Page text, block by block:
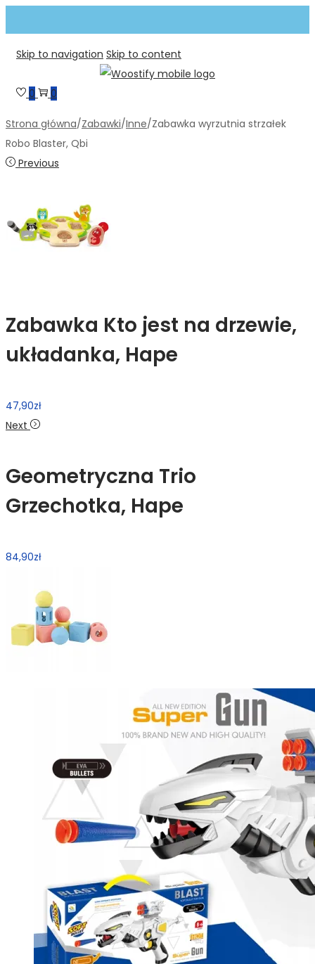
Skip to navigation Skip to content
0 0
Strona główna/Zabawki/Inne/Zabawka wyrzutnia strzałek
Robo Blaster, Qbi
Previous
Zabawka Kto jest na drzewie,
układanka, Hape
47,90zł
Next
Geometryczna Trio
Grzechotka, Hape
84,90zł